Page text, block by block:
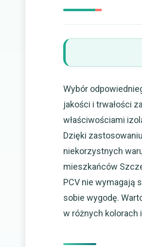
Wybór
jakości i trwałości
właściwościami
Dzięki
niekorzystnych
mieszkańców
PCV nie wymagają
sobie wygodę.
w różnych kolorach